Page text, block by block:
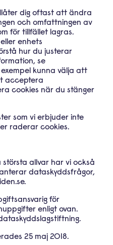
dig oftast att ändra
och omfattningen av
för tillfället lagras.
enhets
hur du justerar
se
kunna välja att
acceptera
cookies när du stänger
som vi erbjuder inte
raderar cookies.
allvar har vi också
dataskyddsfrågor,
.
för
enligt ovan.
25 maj 2018.